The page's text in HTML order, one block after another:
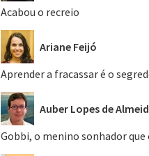
Acabou o recreio
Ariane Feijó
Aprender a fracassar é o
Auber Lopes de
Gobbi, o menino sonhador que